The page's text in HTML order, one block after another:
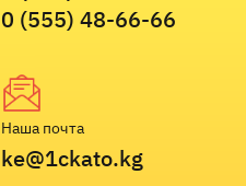
0 (555) 48-66-66
Наша почта
ke@1ckato.kg